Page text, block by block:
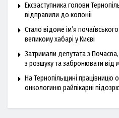
Ексзаступника голови
відправили до колонії
Стало відоме ім’я
великому хабарі у Києві
Затримали депутата з Почаєва,
з розшуку та забронювати від
На Тернопільщині працівницю
онкологиню райлікарні